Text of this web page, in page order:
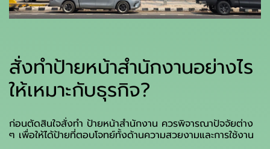
สั่งทำป้ายหน้าสำนักงานอย่างไร
ให้เหมาะกับธุรกิจ?
ก่อนตัดสินใจสั่งทำ ป้ายหน้าสำนักงาน ควรพิจารณาปัจจัยต่าง
ๆ เพื่อให้ได้ป้ายที่ตอบโจทย์ทั้งด้านความสวยงามและการใช้งาน